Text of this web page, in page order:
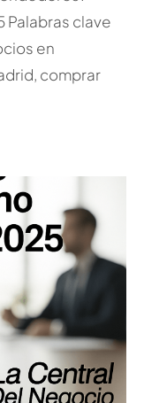
Palabras clave
en
comprar